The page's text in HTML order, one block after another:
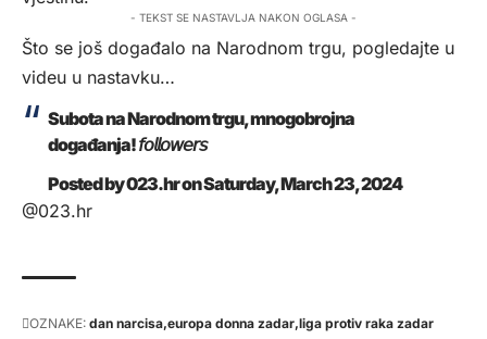
- TEKST SE NASTAVLJA NAKON OGLASA -
Što se još događalo na Narodnom trgu, pogledajte u
videu u nastavku…
Subota na Narodnom trgu, mnogobrojna
događanja! 𝘧𝘰𝘭𝘭𝘰𝘸𝘦𝘳𝘴
Posted by023.hron Saturday, March 23, 2024
@023.hr
OZNAKE: dan narcisa europa donna zadar liga protiv raka zadar